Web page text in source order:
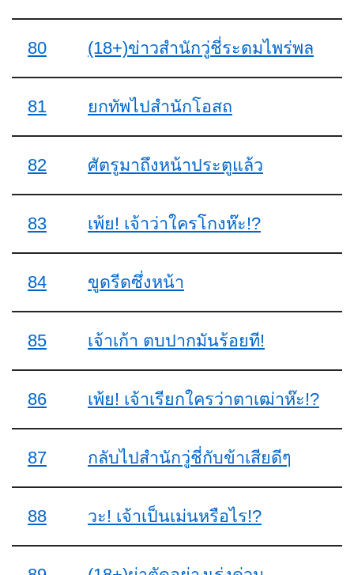
80 (18+)ข่าวสำนักวู่ชี่ระดมไพร่พล
81 ยกทัพไปสำนักโอสถ
82 ศัตรูมาถึงหน้าประตูแล้ว
83 เพ้ย! เจ้าว่าใครโกงห๊ะ!?
84 ขูดรีดซึ่งหน้า
85 เจ้าเก้า ตบปากมันร้อยที!
86 เพ้ย! เจ้าเรียกใครว่าตาเฒ่าห๊ะ!?
87 กลับไปสำนักวู่ชี่กับข้าเสียดีๆ
88 วะ! เจ้าเป็นเม่นหรือไร!?